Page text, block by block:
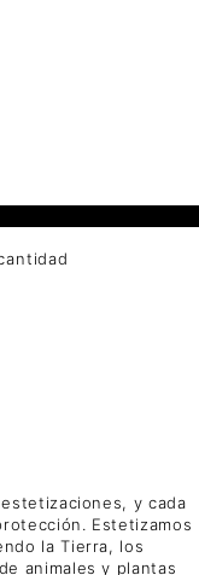
y cada
Estetizamos
la Tierra, los
animales y plantas